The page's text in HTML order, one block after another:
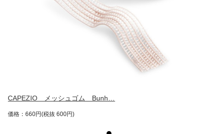
CAPEZIO メッシュゴム Bunh…
価格：660円(税抜 600円)